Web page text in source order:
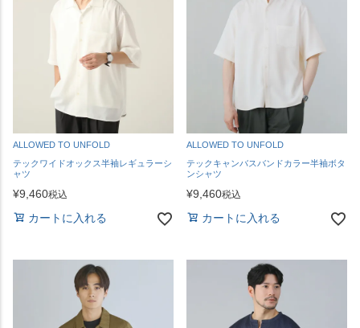
ALLOWED TO UNFOLD
テックワイドオックス半袖レギュラーシ
ャツ
¥9,460税込
カートに入れる
ALLOWED TO UNFOLD
テックキャンバスバンドカラー半袖ボタ
ンシャツ
¥9,460税込
カートに入れる